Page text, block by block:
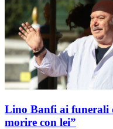
Lino Banfi ai funerali
morire con lei”